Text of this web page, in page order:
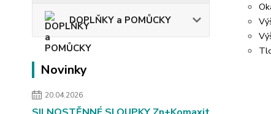
DOPLŇKY a POMŮCKY
Novinky
20.04.2026